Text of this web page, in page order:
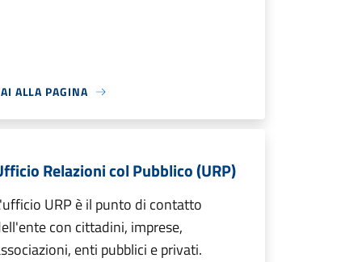
ALLA PAGINA
Relazioni col Pubblico (URP)
URP è il punto di contatto
con cittadini, imprese,
enti pubblici e privati.